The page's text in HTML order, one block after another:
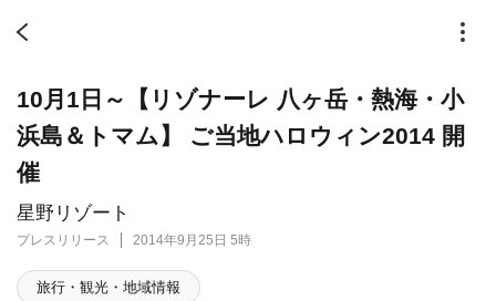
星野リゾート
プレスリリース 2014年9月25日 5時
10月1日～【リゾナーレ 八ヶ岳・熱海・小
浜島＆トマム】 ご当地ハロウィン2014 開
催
旅行・観光・地域情報